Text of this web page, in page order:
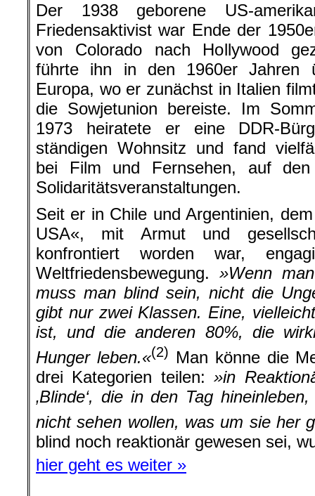
Der 1938 geborene US-
Friedensaktivist war Ende der
von Colorado nach Hollywood
führte ihn in den 1960er Jahren
Europa, wo er zunächst in Italien
die Sowjetunion bereiste. Im
1973 heiratete er eine DDR-
ständigen Wohnsitz und fand
bei Film und Fernsehen, auf
Solidaritätsveranstaltungen.
Seit er in Chile und Argentinien,
USA«, mit Armut und
konfrontiert worden war,
Weltfriedensbewegung. »Wenn
muss man blind sein, nicht die
gibt nur zwei Klassen. Eine,
ist, und die anderen 80%, die
Hunger leben.«(2) Man könne die
drei Kategorien teilen:»in
‚Blinde‘, die in den Tag
nicht sehen wollen, was um sie her
blind noch reaktionär gewesen sei,
hier geht es weiter »